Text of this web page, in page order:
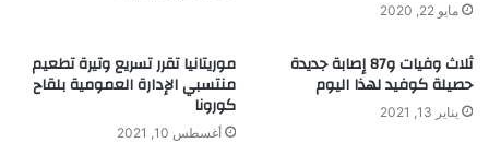
مايو 22, 2020
ثلاث وفيات و87 إصابة جديدة
حصيلة كوفيد لهذا اليوم
يناير 13, 2021
موريتانيا تقرر تسريع وتيرة تطعيم
منتسبي الإدارة العمومية بلقاح
كورونا
أغسطس 10, 2021